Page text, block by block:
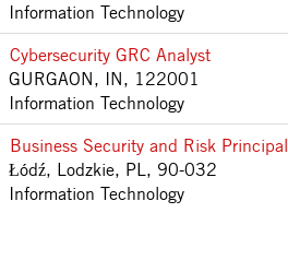
Information Technology
Cybersecurity GRC Analyst
GURGAON, IN, 122001
Information Technology
Business Security and Risk Principal
Łódź, Lodzkie, PL, 90-032
Information Technology